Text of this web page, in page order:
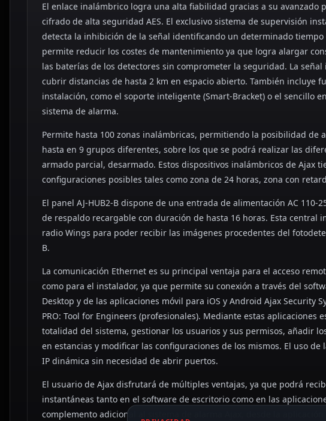
El enlace inalámbrico logra una alta fiabilidad gracias a su avanzado
cifrado de alta seguridad AES. El exclusivo sistema de supervisión
detecta la inhibición de la señal identificando un determinado tiempo
permite reducir los costes de mantenimiento ya que logra alargar
las baterías de los detectores sin comprometer la seguridad. La
cubrir distancias de hasta 2 km en espacio abierto. También incluye
instalación, como el soporte inteligente (Smart-Bracket) o el sencillo
sistema de alarma.
Permite hasta 100 zonas inalámbricas, permitiendo la posibilidad de
hasta en 9 grupos diferentes, sobre los que se podrá realizar las
armado parcial, desarmado. Estos dispositivos inalámbricos de Ajax
configuraciones posibles tales como zona de 24 horas, zona con
El panel AJ-HUB2-B dispone de una entrada de alimentación AC 110-
de respaldo recargable con duración de hasta 16 horas. Esta central
radio Wings para poder recibir las imágenes procedentes del
B.
La comunicación Ethernet es su principal ventaja para el acceso
como para el instalador, ya que permite su conexión a través del
Desktop y de las aplicaciones móvil para iOS y Android Ajax Security
PRO: Tool for Engineers (profesionales). Mediante estas aplicaciones
totalidad del sistema, gestionar los usuarios y sus permisos, añadir
en estancias y modificar las configuraciones de los mismos. El uso de
IP dinámica sin necesidad de abrir puertos.
El usuario de Ajax disfrutará de múltiples ventajas, ya que podrá
instantáneas tanto en el software de escritorio como en las
complemento adicional al sistema de alarma Ajax, desde la aplicación